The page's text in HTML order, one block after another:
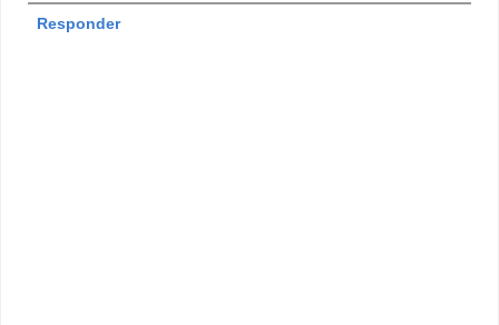
Responder